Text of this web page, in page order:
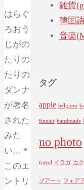
はらぐ
ろおう
じがの
たりの
たりの
ダンナ
が署名
された
みた
い… *
このエ
ントリ
雑貨
韓国
音楽
タグ
apple belgium
finnair handmade
no photo
travel イラガ カ
プアート フェア